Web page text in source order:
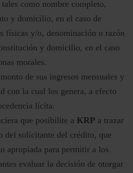
como nombre completo,
y domicilio, en el caso de
físicas y/o, denominación o razón
y domicilio, en el caso
morales.
de sus ingresos mensuales y
con la cual los genera, a efecto
lícita.
que posibilite a KRP a trazar
del solicitante del crédito, que
apropiada para permitir a los
evaluar la decisión de otorgar